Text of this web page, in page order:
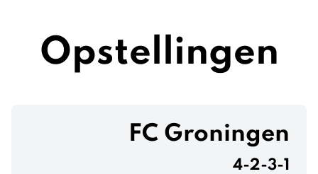
Opstellingen
FC Groningen
4-2-3-1